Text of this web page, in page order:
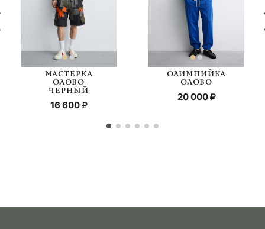
МАСТЕРКА
ОЛОВО
ЧЕРНЫЙ
16 600
ОЛИМПИЙКА
ОЛОВО
20 000